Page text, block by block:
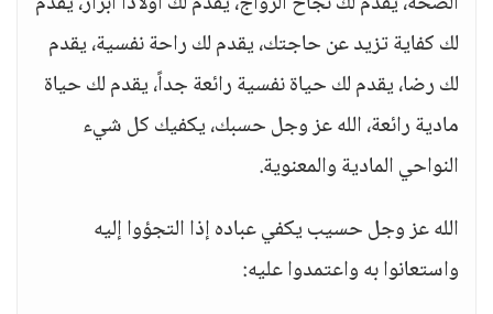
لك كفاية تزيد عن حاجتك، يقدم لك راحة نفسية، يقدم
لك رضا، يقدم لك حياة نفسية رائعة جداً، يقدم لك حياة
مادية رائعة، الله عز وجل حسبك، يكفيك كل شيء
النواحي المادية والمعنوية.
الله عز وجل حسيب يكفي عباده إذا التجؤوا إليه
واستعانوا به واعتمدوا عليه: